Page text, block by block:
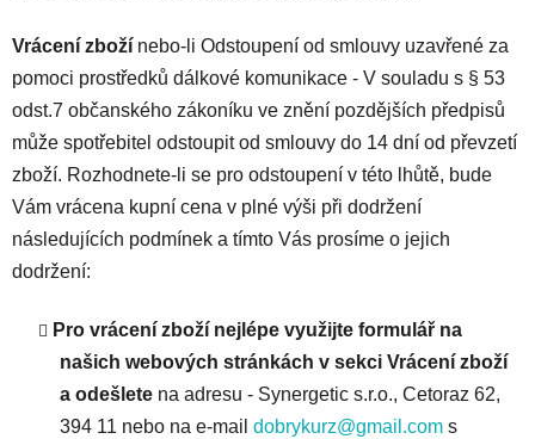
Vrácení zboží nebo-li Odstoupení od smlouvy uzavřené za
pomoci prostředků dálkové komunikace - V souladu s § 53
odst.7 občanského zákoníku ve znění pozdějších předpisů
může spotřebitel odstoupit od smlouvy do 14 dní od převzetí
zboží. Rozhodnete-li se pro odstoupení v této lhůtě, bude
Vám vrácena kupní cena v plné výši při dodržení
následujících podmínek a tímto Vás prosíme o jejich
dodržení:
Pro vrácení zboží nejlépe využijte formulář na
našich webových stránkách v sekci Vrácení zboží
a odešlete na adresu - Synergetic s.r.o., Cetoraz 62,
394 11 nebo na e-mail dobrykurz@gmail.com s